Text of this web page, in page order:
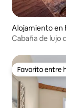
Alojamiento en
Cabaña de lujo
Favorito entre
Favorito entre